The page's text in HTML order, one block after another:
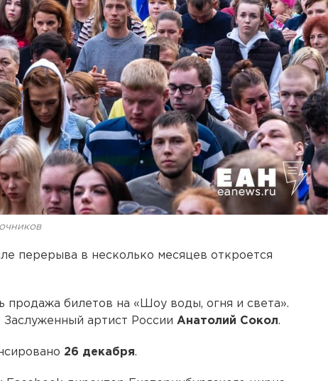
перерыва в несколько месяцев откроется
продажа билетов на «Шоу воды, огня и света».
Заслуженный артист России Анатолий Сокол.
26 декабря.